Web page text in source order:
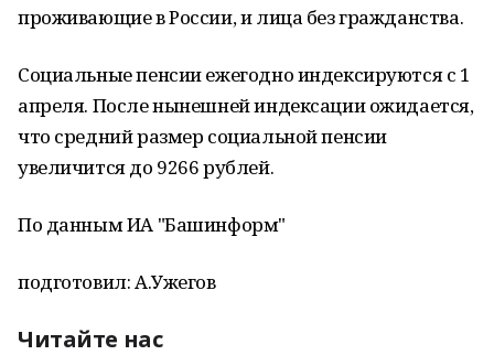
проживающие в России, и лица без гражданства.
Социальные пенсии ежегодно индексируются с 1
апреля. После нынешней индексации ожидается,
что средний размер социальной пенсии
увеличится до 9266 рублей.
По данным ИА "Башинформ"
подготовил: А.Ужегов
Читайте нас